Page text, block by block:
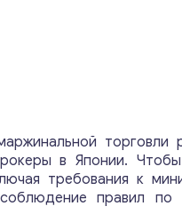
торговли
в Японии. Чтобы
требования к
соблюдение правил